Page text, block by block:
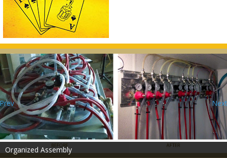
Organized Assembly
Prev Next